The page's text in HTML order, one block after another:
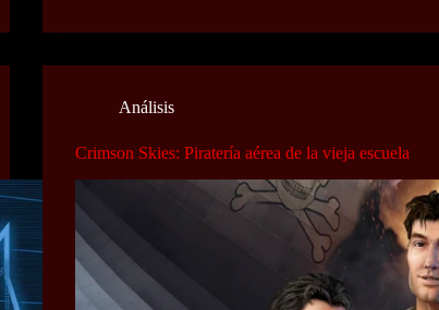
Análisis
Crimson Skies: Piratería aérea de la vieja escuela